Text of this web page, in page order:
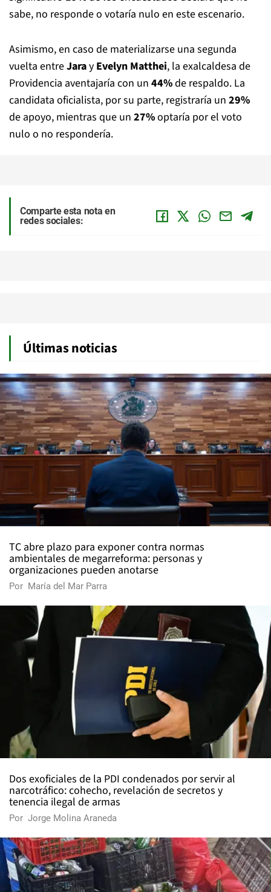
sabe, no responde o votaría nulo en este escenario.
Asimismo, en caso de materializarse una segunda
vuelta entreJaray Evelyn Matthei, la exalcaldesa de
Providencia aventajaría con un 44%de respaldo. La
candidata oficialista, por su parte, registraría un 29%
de apoyo, mientras que un 27%optaría por el voto
nulo o no respondería.
Comparte esta nota en
redes sociales:
Últimas noticias
TC abre plazo para exponer contra normas
ambientales de megarreforma: personas y
organizaciones pueden anotarse
Por María del Mar Parra
Dos exoficiales de la PDI condenados por servir al
narcotráfico: cohecho, revelación de secretos y
tenencia ilegal de armas
Por Jorge Molina Araneda